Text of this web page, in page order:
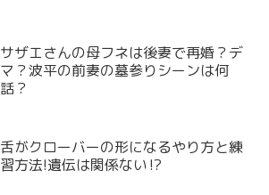
サザエさんの母フネは後妻で再婚？デ
マ？波平の前妻の墓参りシーンは何
話？
舌がクローバーの形になるやり方と練
習方法!遺伝は関係ない⁉